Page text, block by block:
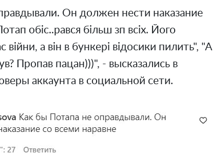
Он должен нести наказание
обіс..рався більш зп всіх. Його
війни, а він в бункері відосики пилить", "А
Пропав пацан)))", - высказались в
аккаунта в социальной сети.